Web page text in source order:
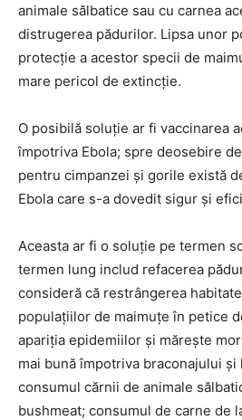
animale sălbatice sau cu carnea
distrugerea pădurilor. Lipsa unor
protecţie a acestor specii de
mare pericol de extincţie.
O posibilă soluţie ar fi vaccinarea
împotriva Ebola; spre deosebire
pentru cimpanzei şi gorile există
Ebola care s-a dovedit sigur şi
Aceasta ar fi o soluţie pe termen
termen lung includ refacerea
consideră că restrângerea
populaţiilor de maimuţe în petice
apariţia epidemiilor şi măreşte
mai bună împotriva braconajului
consumul cărnii de animale
bushmeat; consumul de carne de